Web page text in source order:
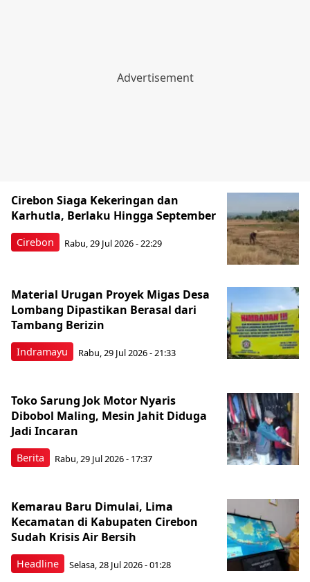
Cirebon
Cirebon Siaga Kekeringan dan
Karhutla, Berlaku Hingga September
Rabu, 29 Jul 2026 - 22:29
Indramayu
Material Urugan Proyek Migas Desa
Lombang Dipastikan Berasal dari
Tambang Berizin
Rabu, 29 Jul 2026 - 21:33
Berita
Toko Sarung Jok Motor Nyaris
Dibobol Maling, Mesin Jahit Diduga
Jadi Incaran
Rabu, 29 Jul 2026 - 17:37
Headline
Kemarau Baru Dimulai, Lima
Kecamatan di Kabupaten Cirebon
Sudah Krisis Air Bersih
Selasa, 28 Jul 2026 - 01:28